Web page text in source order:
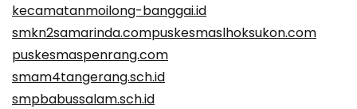
kecamatanmoilong-banggai.id
smkn2samarinda.compuskesmaslhoksukon.com
puskesmaspenrang.com
smam4tangerang.sch.id
smpbabussalam.sch.id